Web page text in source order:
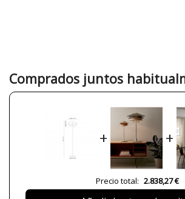
Color
Amarillo
Azul
Beige
50 cm
10
115
2-3 semanas
230V
Comprados juntos
+ +
Precio total: 2.838,27 €